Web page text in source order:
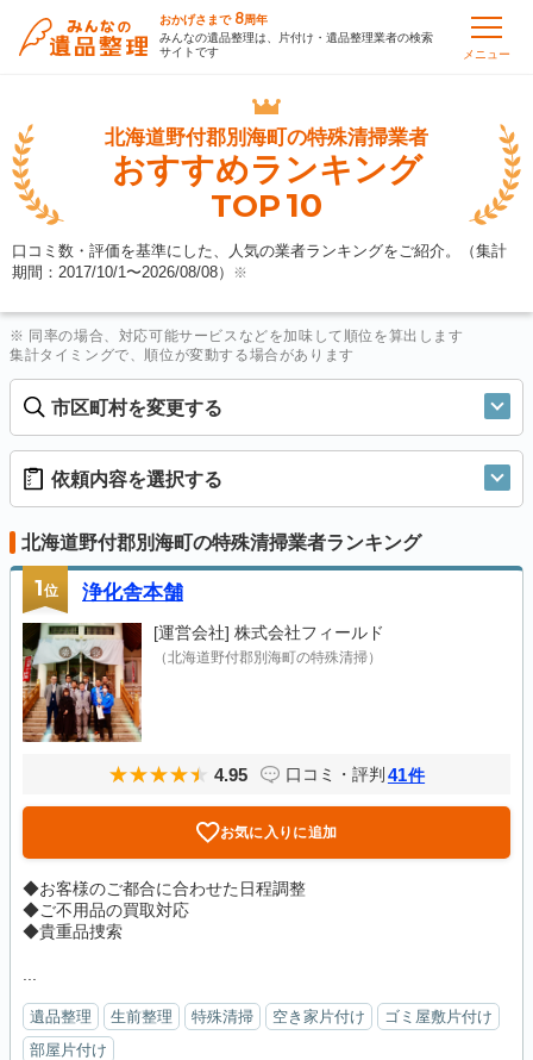
おかげさまで 8周年
みんなの遺品整理は、片付け・遺品整理業者の検索
サイトです
メニュー
北海道野付郡別海町の特殊清掃業者
おすすめランキング
TOP10
口コミ数・評価を基準にした、人気の業者ランキングをご紹介。（集計
期間：2017/10/1〜2026/08/08） ※
※ 同率の場合、対応可能サービスなどを加味して順位を算出します
集計タイミングで、順位が変動する場合があります
市区町村を変更する
依頼内容を選択する
北海道野付郡別海町の特殊清掃業者ランキング
1位 浄化舎本舗
[運営会社] 株式会社フィールド
（北海道野付郡別海町の特殊清掃）
4.95 口コミ・評判 41件
お気に入りに追加
◆お客様のご都合に合わせた日程調整
◆ご不用品の買取対応
◆貴重品捜索
遺品整理 生前整理 特殊清掃 空き家片付け
ゴミ屋敷片付け
部屋片付け